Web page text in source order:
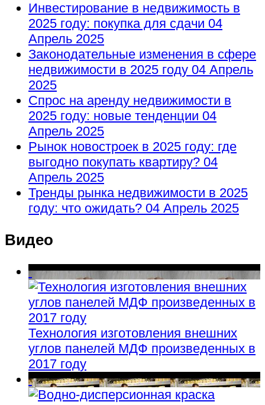
Инвестирование в недвижимость в
2025 году: покупка для сдачи 04
Апрель 2025
Законодательные изменения в сфере
недвижимости в 2025 году 04 Апрель
2025
Спрос на аренду недвижимости в
2025 году: новые тенденции 04
Апрель 2025
Рынок новостроек в 2025 году: где
выгодно покупать квартиру? 04
Апрель 2025
Тренды рынка недвижимости в 2025
году: что ожидать? 04 Апрель 2025
Видео
Технология изготовления внешних
углов панелей МДФ произведенных в
2017 году